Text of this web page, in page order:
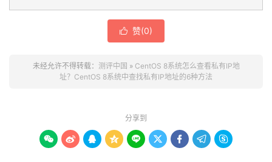
 赞(0)
未经允许不得转载： 测评中国 » CentOS 8系统怎么查看私有IP地
址？CentOS 8系统中查找私有IP地址的6种方法
分享到
        